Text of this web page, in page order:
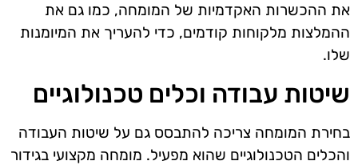
את ההכשרות האקדמיות של המומחה, כמו גם את
ההמלצות מלקוחות קודמים, כדי להעריך את המיומנות
שלו.
שיטות עבודה וכלים טכנולוגיים
בחירת המומחה צריכה להתבסס גם על שיטות העבודה
והכלים הטכנולוגיים שהוא מפעיל. מומחה מקצועי בגידור